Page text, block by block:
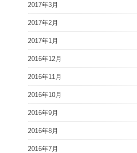
2017年3月
2017年2月
2017年1月
2016年12月
2016年11月
2016年10月
2016年9月
2016年8月
2016年7月